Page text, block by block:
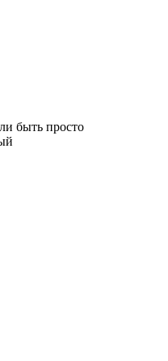
быть просто